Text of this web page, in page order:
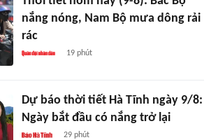
nắng nóng, Nam Bộ mưa dông rải
rác
19 phút
Dự báo thời tiết Hà Tĩnh ngày 9/8:
Ngày bắt đầu có nắng trở lại
29 phút